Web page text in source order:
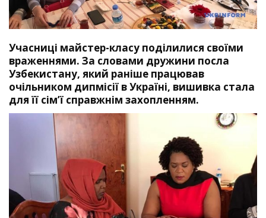
Учасниці майстер-класу поділилися своїми
враженнями. За словами дружини посла
Узбекистану, який раніше працював
очільником дипмісії в Україні, вишивка стала
для її сім’ї справжнім захопленням.